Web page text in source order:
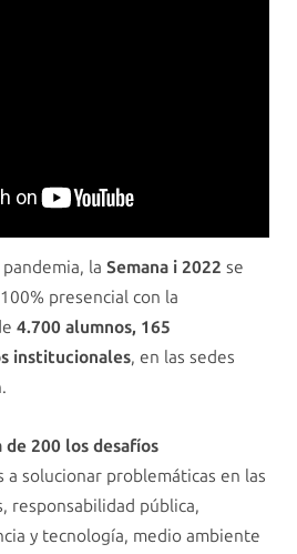
la Semana i 2022 se
presencial con la
4.700 alumnos, 165
institucionales, en las sedes
200 los desafíos
a solucionar problemáticas en las
responsabilidad pública,
y tecnología, medio ambiente